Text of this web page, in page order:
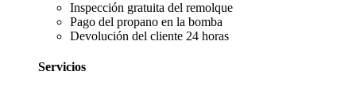
Inspección gratuita del remolque
Pago del propano en la bomba
Devolución del cliente 24 horas
Servicios